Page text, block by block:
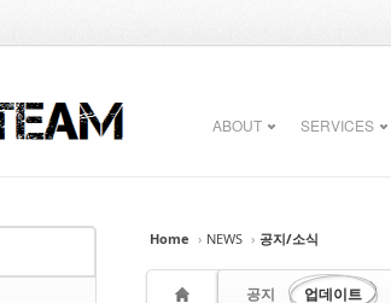
ABOUT SERVICES
Home › NEWS › 공지/소식
공지 업데이트